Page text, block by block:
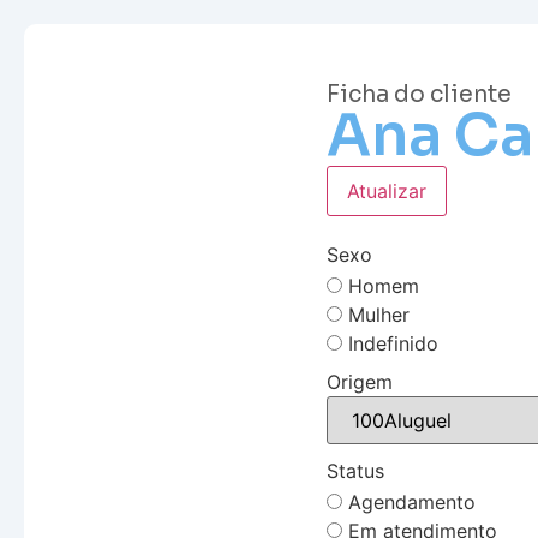
Ficha do cliente
Ana
Atualizar
Sexo
Homem
Mulher
Indefinido
Origem
Status
Agendamento
Em atendimento